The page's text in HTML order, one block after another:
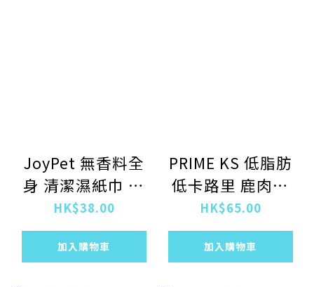
JoyPet 無香料全
身 清潔濕紙巾 貓
用 25枚入
HK$38.00
加入購物車
PRIME KS 低脂肪
低卡路里 鹿肉條
90G (1715)
HK$65.00
加入購物車